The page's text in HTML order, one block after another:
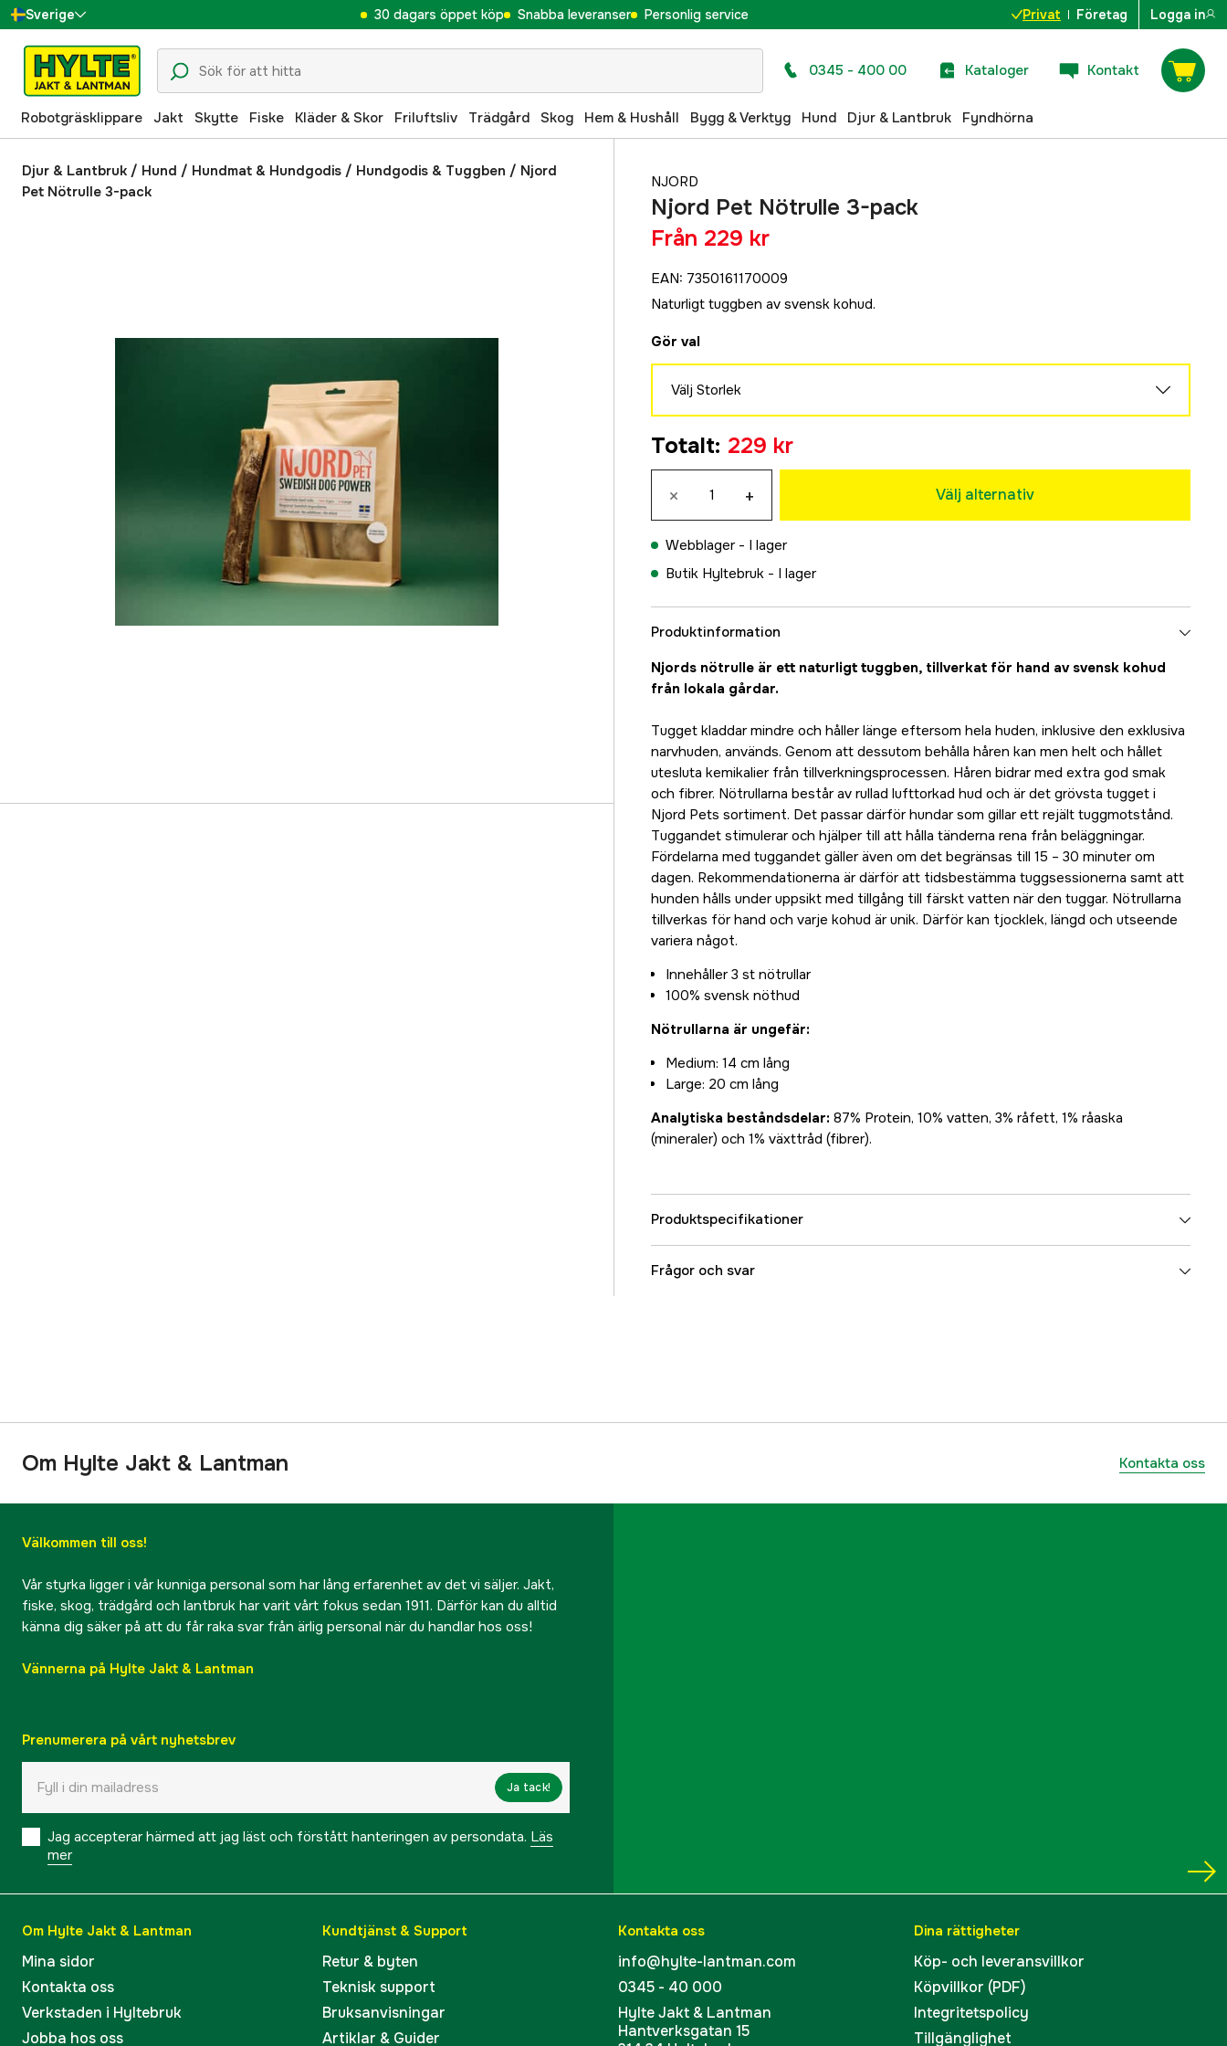
Sverige
Danmark
Suomi
Norge
Deutschland
30 dagars öppet köp Snabba leveranser Personlig service Privat Företag Logga in
0345 - 400 00 Kataloger Kontakt
Robotgräsklippare Jakt Skytte Fiske Kläder & Skor Friluftsliv Trädgård Skog Hem & Hushåll Bygg & Verktyg Hund Djur & Lantbruk Fyndhörna
Djur & Lantbruk / Hund / Hundmat & Hundgodis / Hundgodis & Tuggben / Njord
Pet Nötrulle 3-pack
NJORD
Njord Pet Nötrulle 3-pack
Från 229 kr
EAN: 7350161170009
Naturligt tuggben av svensk kohud.
Gör val
Välj Storlek
229 kr
334 kr
Totalt: 229 kr
× + Välj alternativ
Webblager - I lager
Butik Hyltebruk - I lager
Produktinformation
Njords nötrulle är ett naturligt tuggben, tillverkat för hand av svensk kohud
från lokala gårdar.
Tugget kladdar mindre och håller länge eftersom hela huden, inklusive den exklusiva
narvhuden, används. Genom att dessutom behålla håren kan men helt och hållet
utesluta kemikalier från tillverkningsprocessen. Håren bidrar med extra god smak
och fibrer. Nötrullarna består av rullad lufttorkad hud och är det grövsta tugget i
Njord Pets sortiment. Det passar därför hundar som gillar ett rejält tuggmotstånd.
Tuggandet stimulerar och hjälper till att hålla tänderna rena från beläggningar.
Fördelarna med tuggandet gäller även om det begränsas till 15 – 30 minuter om
dagen. Rekommendationerna är därför att tidsbestämma tuggsessionerna samt att
hunden hålls under uppsikt med tillgång till färskt vatten när den tuggar. Nötrullarna
tillverkas för hand och varje kohud är unik. Därför kan tjocklek, längd och utseende
variera något.
Innehåller 3 st nötrullar
100% svensk nöthud
Nötrullarna är ungefär:
Medium: 14 cm lång
Large: 20 cm lång
Analytiska beståndsdelar: 87% Protein, 10% vatten, 3% råfett, 1% råaska
(mineraler) och 1% växttråd (fibrer).
Produktspecifikationer
Djurtyp
Frågor och svar
Om Hylte Jakt & Lantman Kontakta oss
Välkommen till oss!
Vår styrka ligger i vår kunniga personal som har lång erfarenhet av det vi säljer. Jakt,
fiske, skog, trädgård och lantbruk har varit vårt fokus sedan 1911. Därför kan du alltid
känna dig säker på att du får raka svar från ärlig personal när du handlar hos oss!
Vännerna på Hylte Jakt & Lantman
Prenumerera på vårt nyhetsbrev
Ja tack!
Jag accepterar härmed att jag läst och förstått hanteringen av persondata. Läs
mer
Om Hylte Jakt & Lantman
Mina sidor
Kontakta oss
Verkstaden i Hyltebruk
Jobba hos oss
Kundtjänst & Support
Retur & byten
Teknisk support
Bruksanvisningar
Artiklar & Guider
Kontakta oss
info@hylte-lantman.com
0345 - 40 000
Hylte Jakt & Lantman
Hantverksgatan 15
Dina rättigheter
Köp- och leveransvillkor
Köpvillkor (PDF)
Integritetspolicy
Tillgänglighet